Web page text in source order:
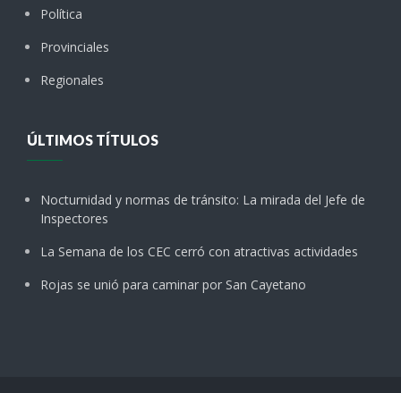
Política
Provinciales
Regionales
ÚLTIMOS TÍTULOS
Nocturnidad y normas de tránsito: La mirada del Jefe de
Inspectores
La Semana de los CEC cerró con atractivas actividades
Rojas se unió para caminar por San Cayetano